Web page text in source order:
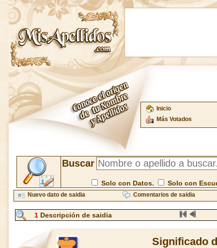
Inicio
Más Votados
Buscar
Solo con Datos. Solo con
Nuevo dato de saidia Comentarios de saidia
1 Descripción de saidia
Significado